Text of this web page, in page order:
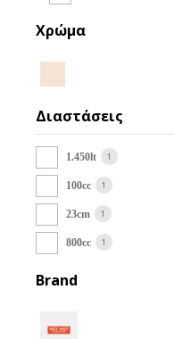
Χρώμα
Διαστάσεις
1.450lt 1
100cc 1
23cm 1
800cc 1
Brand